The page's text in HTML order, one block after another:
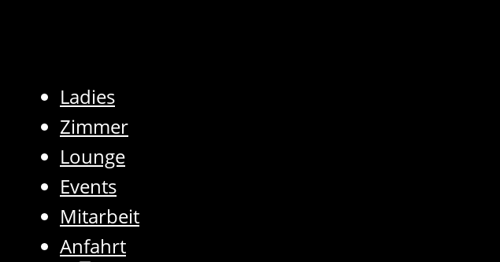
Ladies
Zimmer
Lounge
Events
Mitarbeit
Anfahrt